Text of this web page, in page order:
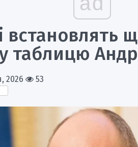
встановлять
таблицю
2026
53